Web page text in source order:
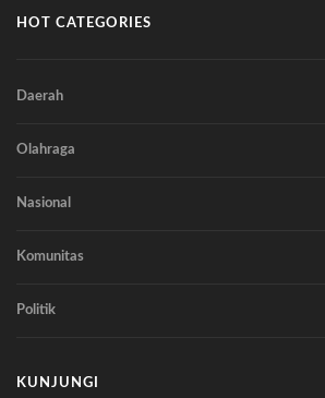
HOT CATEGORIES
Daerah
Olahraga
Nasional
Komunitas
Politik
KUNJUNGI